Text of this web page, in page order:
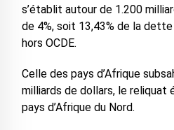
s’établit autour de 1.200
de 4%, soit 13,43% de la
hors OCDE.
Celle des pays d’Afrique
milliards de dollars, le
pays d’Afrique du Nord.